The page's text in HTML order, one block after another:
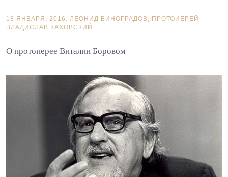
18 ЯНВАРЯ, 2016. ЛЕОНИД ВИНОГРАДОВ
ПРОТОИЕРЕЙ
ВЛАДИСЛАВ КАХОВСКИЙ
О протоиерее Виталии Боровом